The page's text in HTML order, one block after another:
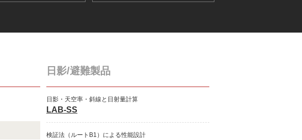
日影/避難製品
日影・天空率・斜線と日射量計算
LAB-SS
検証法（ルートB1）による性能設計